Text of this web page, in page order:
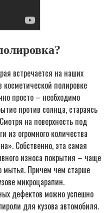
встречается на наших
полировке
просто – необходимо
против солнца, стараясь
на поверхность под
из огромного количества
Собственно, эта самая
износа покрытия – чаще
мытья. Причем чем старше
микроцарапин.
дефектов можно успешно
для кузова автомобиля.